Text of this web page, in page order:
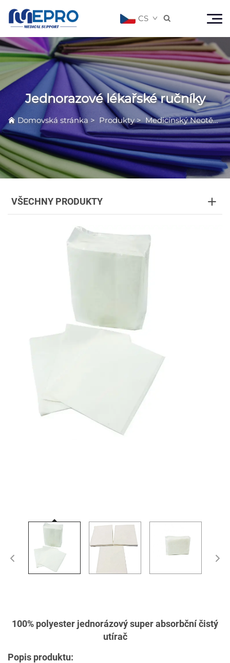
CS 
Jednorazové lékařské ručníky
Domovská stránka > Produkty>Medicínský Neotěkavý Produkt
VŠECHNY PRODUKTY
100% polyester jednorázový super absorbční čistý
utírač
Popis produktu: